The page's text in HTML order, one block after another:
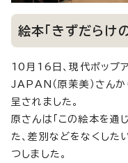
絵本「きずだらけ
10月16日、現代ポップ
JAPAN（原茉美）さんか
呈されました。
原さんは「この絵本を通
た、差別などをなくした
つしました。